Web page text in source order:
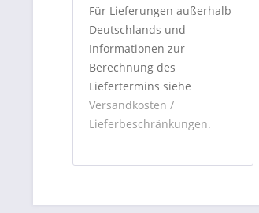
Für Lieferungen außerhalb
Deutschlands und
Informationen zur
Berechnung des
Liefertermins siehe
Versandkosten /
Lieferbeschränkungen.